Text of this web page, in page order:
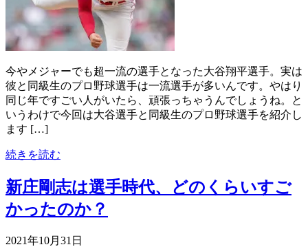
今やメジャーでも超一流の選手となった大谷翔平選手。実は
彼と同級生のプロ野球選手は一流選手が多いんです。やはり
同じ年ですごい人がいたら、頑張っちゃうんでしょうね。と
いうわけで今回は大谷選手と同級生のプロ野球選手を紹介し
ます […]
続きを読む
新庄剛志は選手時代、どのくらいすご
かったのか？
2021年10月31日